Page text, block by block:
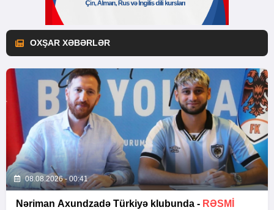
OXŞAR XƏBƏRLƏR
08.08.2026 - 00:41
Nəriman Axundzadə Türkiyə klubunda - RƏSMİ